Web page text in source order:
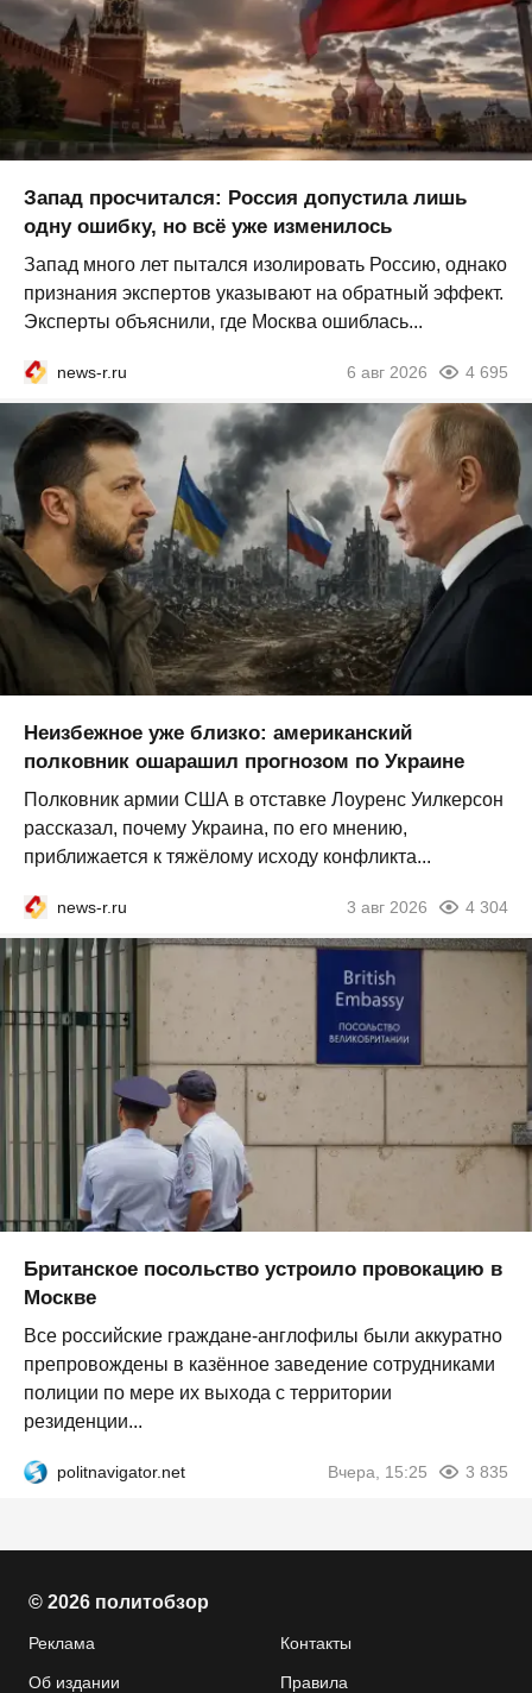
Запад просчитался: Россия допустила лишь
одну ошибку, но всё уже изменилось
Запад много лет пытался изолировать Россию, однако
признания экспертов указывают на обратный эффект.
Эксперты объяснили, где Москва ошиблась...
news-r.ru 6 авг 2026 4 695
Неизбежное уже близко: американский
полковник ошарашил прогнозом по Украине
Полковник армии США в отставке Лоуренс Уилкерсон
рассказал, почему Украина, по его мнению,
приближается к тяжёлому исходу конфликта...
news-r.ru 3 авг 2026 4 304
Британское посольство устроило провокацию в
Москве
Все российские граждане-англофилы были аккуратно
препровождены в казённое заведение сотрудниками
полиции по мере их выхода с территории
резиденции...
politnavigator.net Вчера, 15:25 3 835
© 2026 политобзор
Реклама Контакты
Об издании Правила